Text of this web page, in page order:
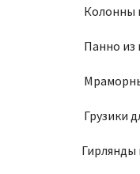
Колонны
Панно из
Грузики
Гирлянды